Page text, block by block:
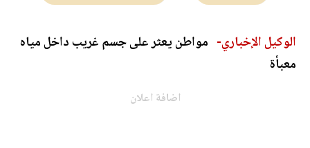
الوكيل الإخباري- مواطن يعثر على جسم غريب داخل مياه
معبأة
اضافة اعلان